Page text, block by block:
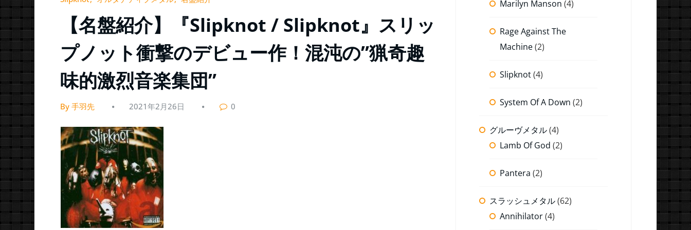
【名盤紹介】『Slipknot / Slipknot』スリッ
プノット衝撃のデビュー作！混沌の”猟奇趣
味的激烈音楽集団”
By 手羽先 2021年2月26日 0
Marilyn Manson (4)
Rage Against The
Machine(2)
Slipknot(4)
System Of A Down (2)
グルーヴメタル(4)
Lamb Of God (2)
Pantera (2)
スラッシュメタル(62)
Annihilator(4)